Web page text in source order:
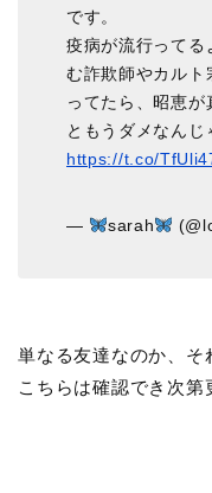
です。
疫病が流行ってる
む詐欺師やカルト
ってたら、昭恵
ともうダメなんじ
https://t.co/
— sarah
単なる友達なのか、そ
こちらは確認でき次第